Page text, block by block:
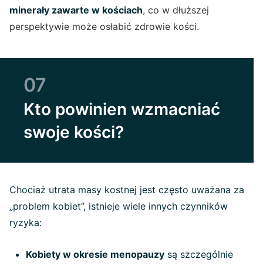
minerały zawarte w kościach, co w dłuższej
perspektywie może osłabić zdrowie kości.
07
Kto powinien wzmacniać
swoje kości?
Chociaż utrata masy kostnej jest często uważana za
„problem kobiet”, istnieje wiele innych czynników
ryzyka:
Kobiety w okresie menopauzy są szczególnie